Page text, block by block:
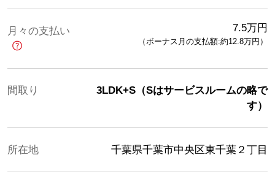
月々の支払い 7.5万円
（ボーナス月の支払額:約12.8万円 ）
間取り
3LDK+S（Sはサービスルームの略で
す）
所在地 千葉県千葉市中央区東千葉２丁目